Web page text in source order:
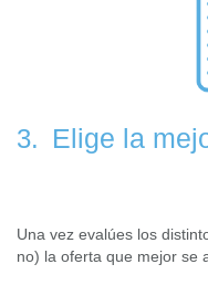
3. Elige la
Una vez evalúes los
no) la oferta que mejor se